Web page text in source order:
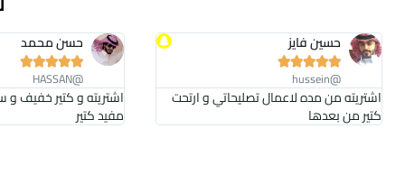
حسين فايز





@hussein
اشتريته من مده لاعمال تصليحاتي و ارتحت
كتير من بعدها
حسن محمد





@HASSAN
اشتريته و كتير خفيف
مفيد كتير